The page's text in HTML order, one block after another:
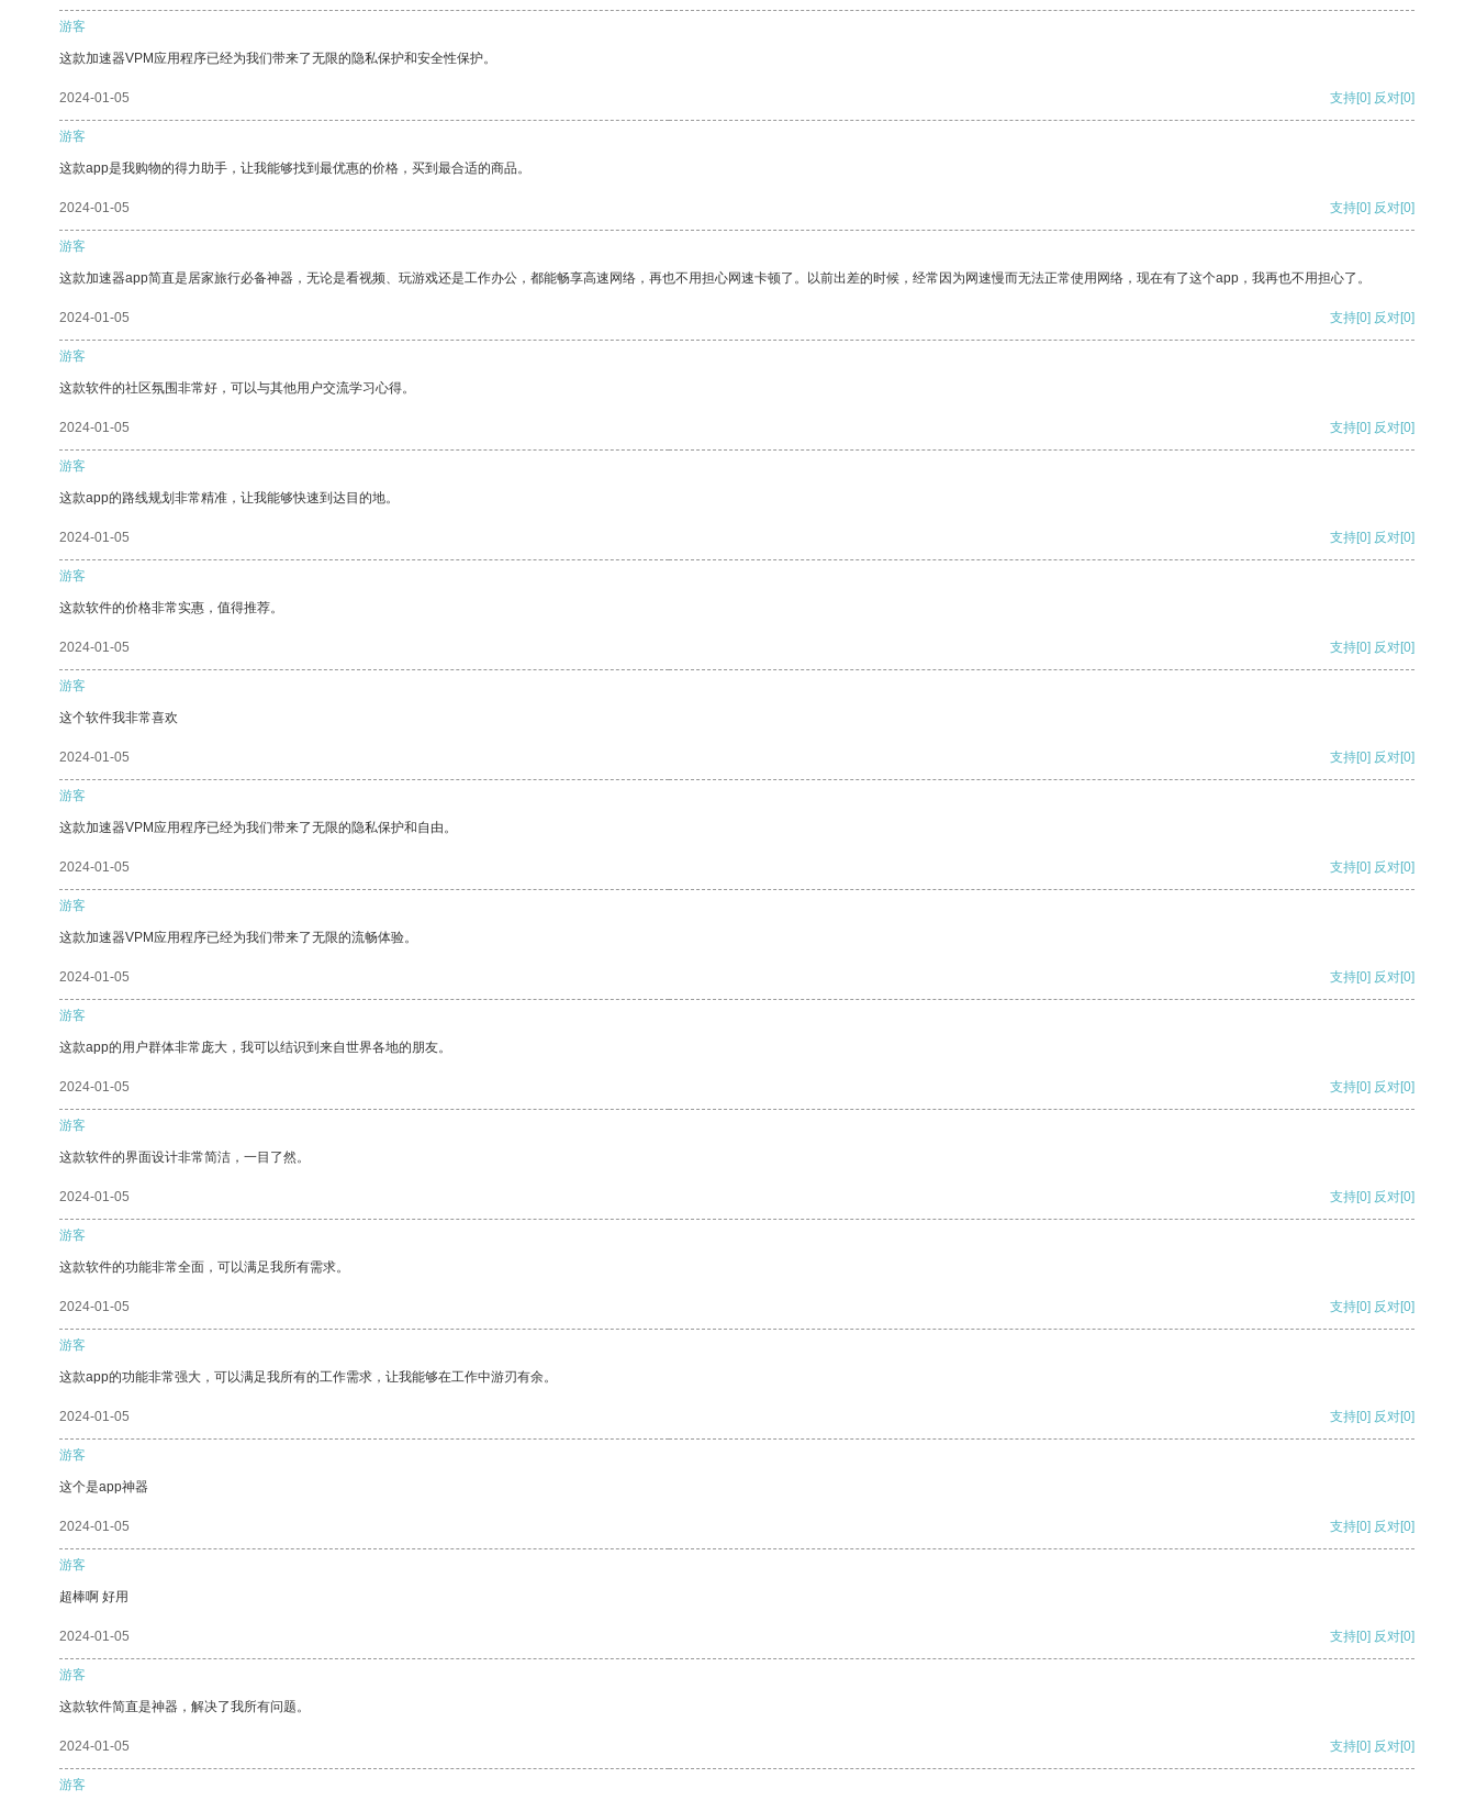
游客
这款加速器VPM应用程序已经为我们带来了无限的隐私保护和安全性保护。
2024-01-05 支持[0] 反对[0]
游客
这款app是我购物的得力助手，让我能够找到最优惠的价格，买到最合适的商品。
2024-01-05 支持[0] 反对[0]
游客
这款加速器app简直是居家旅行必备神器，无论是看视频、玩游戏还是工作办公，都能畅享高速网络，再也不用担心网速卡顿了。以前出差的时候，经常因为网速慢而无法正常使用网络，现在有了这个app，我再也不用担心了。
2024-01-05 支持[0] 反对[0]
游客
这款软件的社区氛围非常好，可以与其他用户交流学习心得。
2024-01-05 支持[0] 反对[0]
游客
这款app的路线规划非常精准，让我能够快速到达目的地。
2024-01-05 支持[0] 反对[0]
游客
这款软件的价格非常实惠，值得推荐。
2024-01-05 支持[0] 反对[0]
游客
这个软件我非常喜欢
2024-01-05 支持[0] 反对[0]
游客
这款加速器VPM应用程序已经为我们带来了无限的隐私保护和自由。
2024-01-05 支持[0] 反对[0]
游客
这款加速器VPM应用程序已经为我们带来了无限的流畅体验。
2024-01-05 支持[0] 反对[0]
游客
这款app的用户群体非常庞大，我可以结识到来自世界各地的朋友。
2024-01-05 支持[0] 反对[0]
游客
这款软件的界面设计非常简洁，一目了然。
2024-01-05 支持[0] 反对[0]
游客
这款软件的功能非常全面，可以满足我所有需求。
2024-01-05 支持[0] 反对[0]
游客
这款app的功能非常强大，可以满足我所有的工作需求，让我能够在工作中游刃有余。
2024-01-05 支持[0] 反对[0]
游客
这个是app神器
2024-01-05 支持[0] 反对[0]
游客
超棒啊 好用
2024-01-05 支持[0] 反对[0]
游客
这款软件简直是神器，解决了我所有问题。
2024-01-05 支持[0] 反对[0]
游客